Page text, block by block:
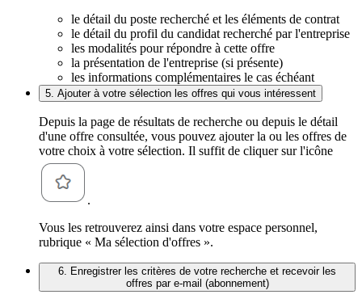
le détail du poste recherché et les éléments de contrat
le détail du profil du candidat recherché par l'entreprise
les modalités pour répondre à cette offre
la présentation de l'entreprise (si présente)
les informations complémentaires le cas échéant
5. Ajouter à votre sélection les offres qui vous intéressent
Depuis la page de résultats de recherche ou depuis le détail
d'une offre consultée, vous pouvez ajouter la ou les offres de
votre choix à votre sélection. Il suffit de cliquer sur l'icône
.
Vous les retrouverez ainsi dans votre espace personnel,
rubrique « Ma sélection d'offres ».
6. Enregistrer les critères de votre recherche et recevoir les
offres par e-mail (abonnement)